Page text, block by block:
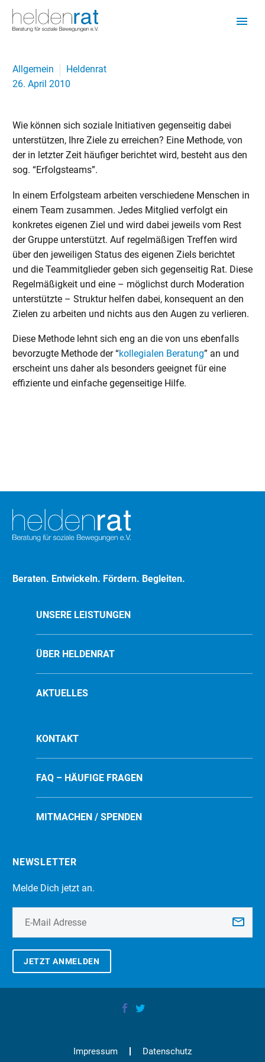
Allgemein
Heldenrat
26. April 2010
Wie können sich soziale Initiativen gegenseitig dabei
unterstützen, Ihre Ziele zu erreichen? Eine Methode, von
der in letzter Zeit häufiger berichtet wird, besteht aus den
sog. “Erfolgsteams”.
In einem Erfolgsteam arbeiten verschiedene Menschen in
einem Team zusammen. Jedes Mitglied verfolgt ein
konkretes eigenen Ziel und wird dabei jeweils vom Rest
der Gruppe unterstützt. Auf regelmäßigen Treffen wird
über den jeweiligen Status des eigenen Ziels berichtet
und die Teammitglieder geben sich gegenseitig Rat. Diese
Regelmäßigkeit und eine – möglichst durch Moderation
unterstützte – Struktur helfen dabei, konsequent an den
Zielen zu arbeiten und nichts aus den Augen zu verlieren.
Diese Methode lehnt sich eng an die von uns ebenfalls
bevorzugte Methode der “kollegialen Beratung” an und
erscheint uns daher als besonders geeignet für eine
effiziente und einfache gegenseitige Hilfe.
Beraten. Entwickeln. Fördern. Begleiten.
UNSERE LEISTUNGEN
ÜBER HELDENRAT
AKTUELLES
KONTAKT
FAQ – HÄUFIGE FRAGEN
MITMACHEN / SPENDEN
NEWSLETTER
Melde Dich jetzt an.
JETZT ANMELDEN
Impressum Datenschutz